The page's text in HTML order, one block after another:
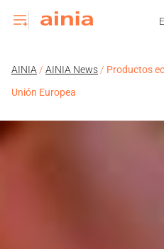
AINIA / AINIA News / Productos
Unión Europea